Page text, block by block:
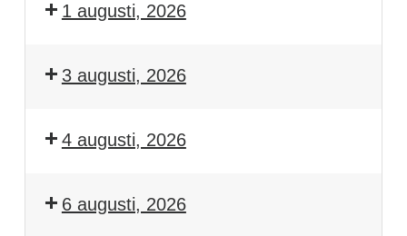
1 augusti, 2026
3 augusti, 2026
4 augusti, 2026
6 augusti, 2026